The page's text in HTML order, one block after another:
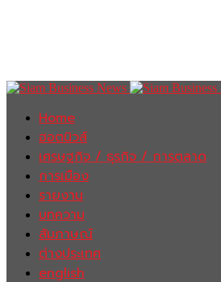
Home
ฮอตนิวส์
เศรษฐกิจ / ธุรกิจ / การตลาด
การเมือง
รายงาน
บทความ
สัมภาษณ์
ต่างประเทศ
english